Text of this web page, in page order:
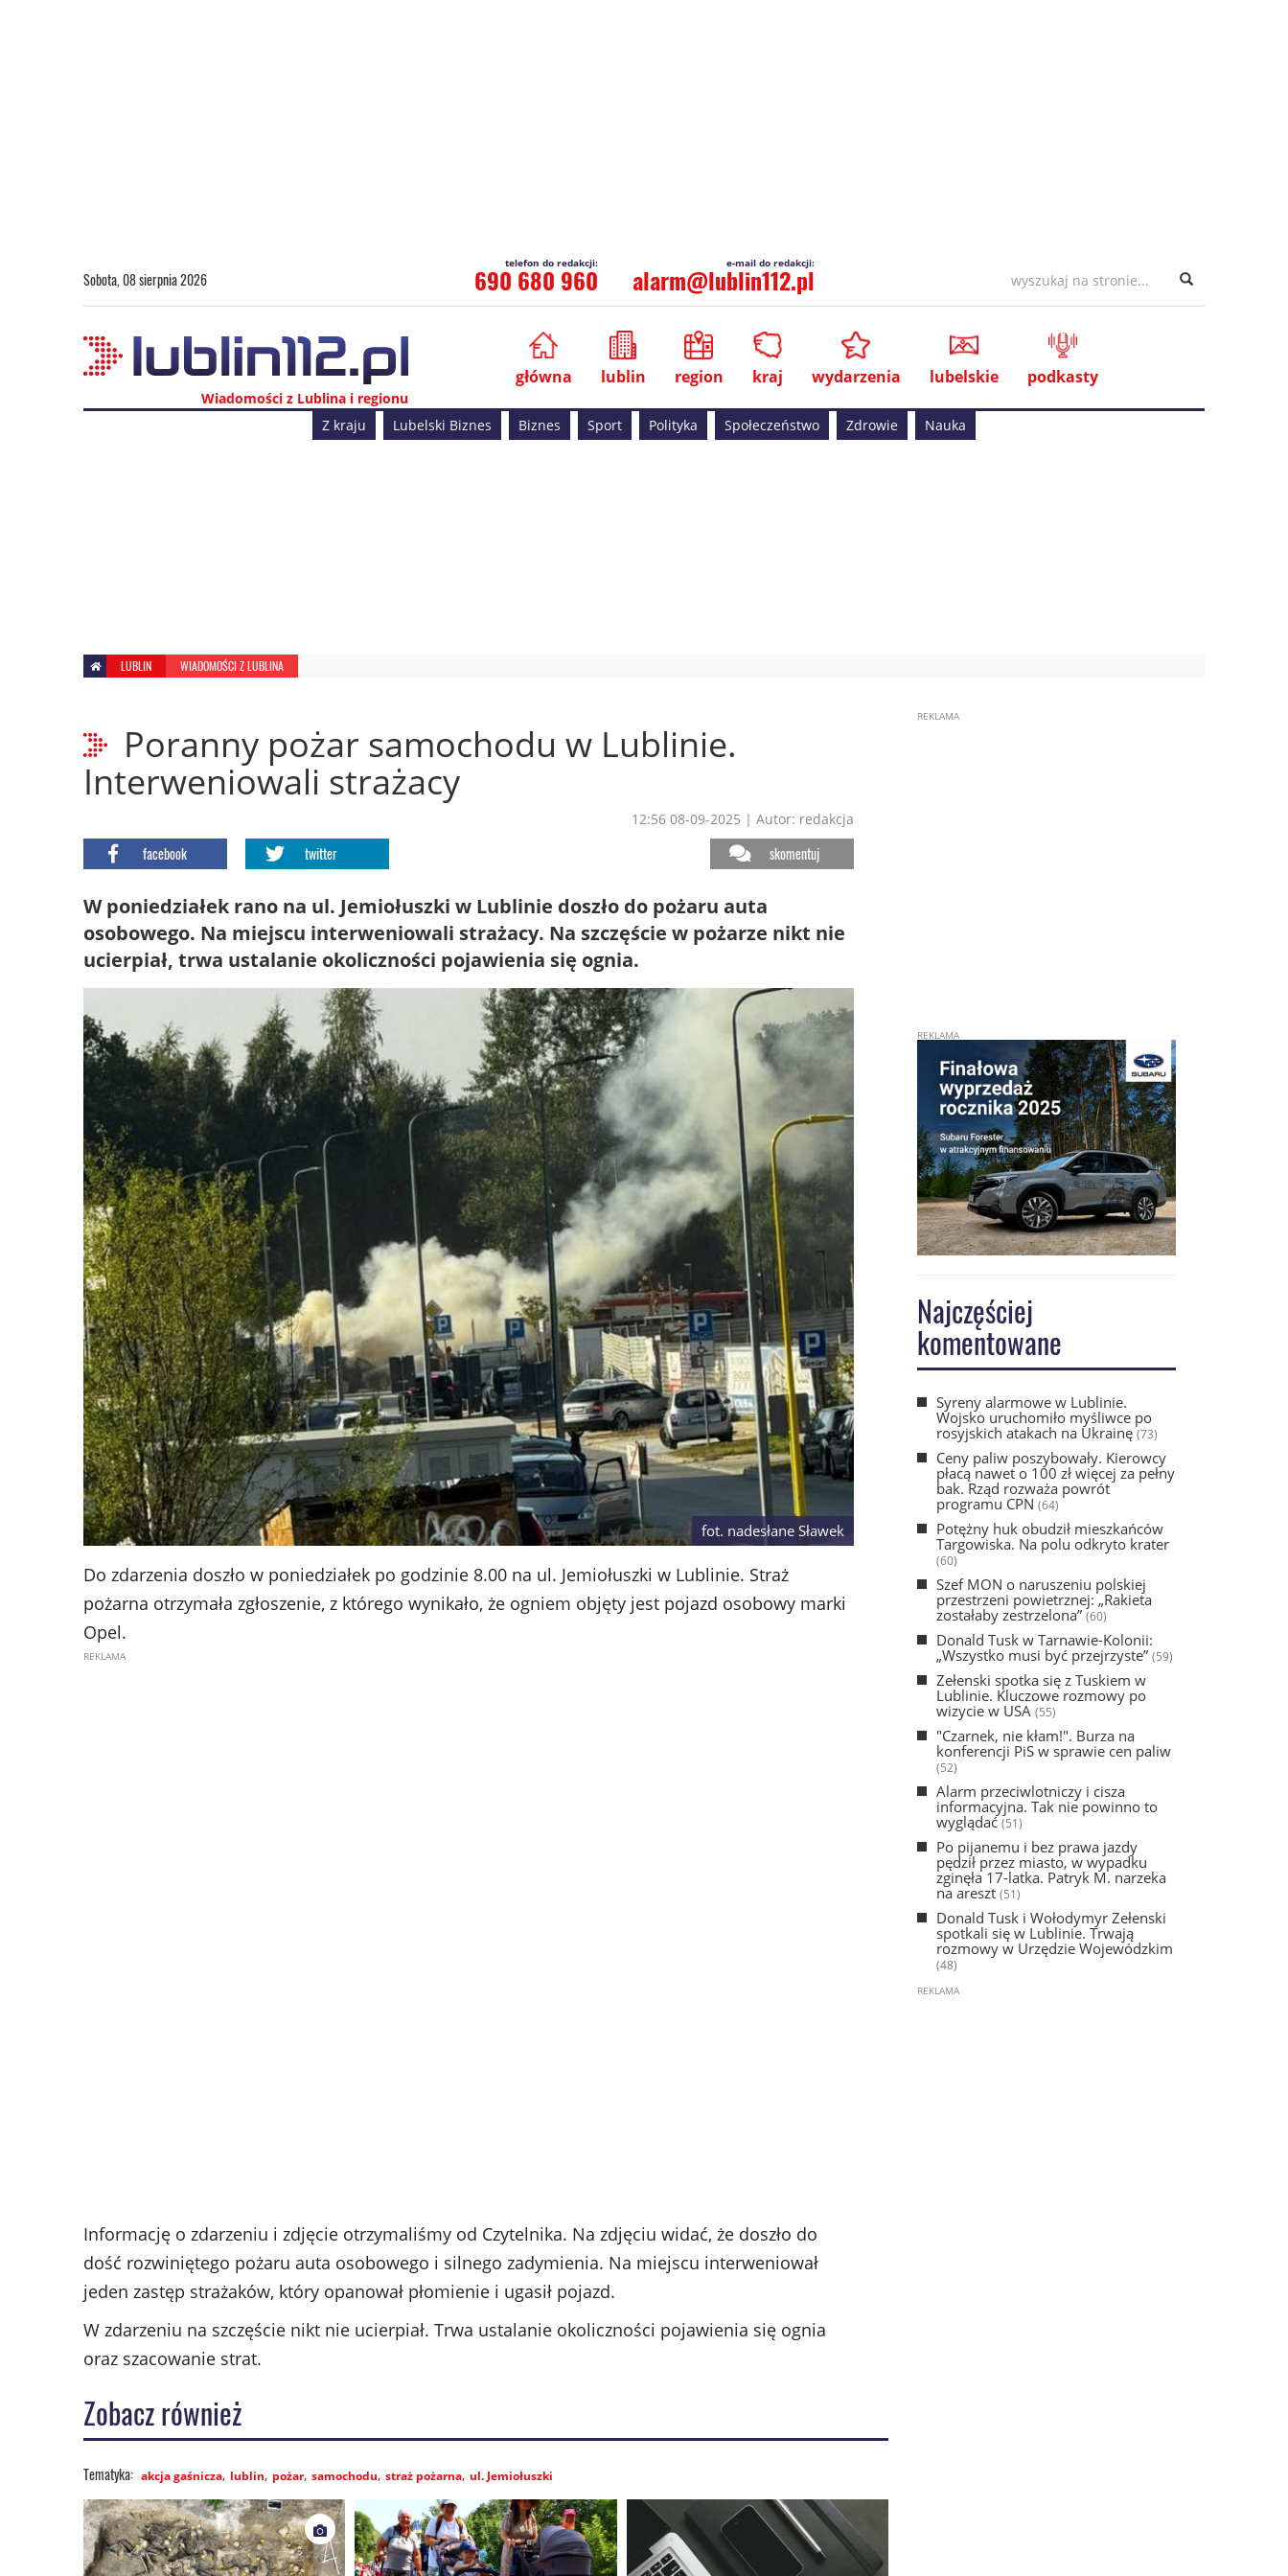
Sobota, 08 sierpnia 2026 690 680 960 alarm@lublin112.pl
Wiadomości z Lublina i regionu
główna lublin region kraj wydarzenia lubelskie podkasty
Z kraju Lubelski Biznes Biznes Sport Polityka Społeczeństwo Zdrowie Nauka
LUBLIN WIADOMOŚCI Z LUBLINA
Poranny pożar samochodu w Lublinie.
Interweniowali strażacy
12:56 08-09-2025 | Autor: redakcja
facebook twitter skomentuj
W poniedziałek rano na ul. Jemiołuszki w Lublinie doszło do pożaru auta
osobowego. Na miejscu interweniowali strażacy. Na szczęście w pożarze nikt nie
ucierpiał, trwa ustalanie okoliczności pojawienia się ognia.
fot. nadesłane Sławek
Do zdarzenia doszło w poniedziałek po godzinie 8.00 na ul. Jemiołuszki w Lublinie. Straż
pożarna otrzymała zgłoszenie, z którego wynikało, że ogniem objęty jest pojazd osobowy marki
Opel.
Informację o zdarzeniu i zdjęcie otrzymaliśmy od Czytelnika. Na zdjęciu widać, że doszło do
dość rozwiniętego pożaru auta osobowego i silnego zadymienia. Na miejscu interweniował
jeden zastęp strażaków, który opanował płomienie i ugasił pojazd.
W zdarzeniu na szczęście nikt nie ucierpiał. Trwa ustalanie okoliczności pojawienia się ognia
oraz szacowanie strat.
Zobacz również
akcja gaśnicza lublin pożar samochodu straż pożarna ul. Jemiołuszki
Najczęściej
komentowane
Syreny alarmowe w Lublinie.
Wojsko uruchomiło myśliwce po
rosyjskich atakach na Ukrainę(73)
Ceny paliw poszybowały. Kierowcy
płacą nawet o 100 zł więcej za pełny
bak. Rząd rozważa powrót
programu CPN (64)
Potężny huk obudził mieszkańców
Targowiska. Na polu odkryto krater
(60)
Szef MON o naruszeniu polskiej
przestrzeni powietrznej: „Rakieta
zostałaby zestrzelona” (60)
Donald Tusk w Tarnawie-Kolonii:
„Wszystko musi być przejrzyste” (59)
Zełenski spotka się z Tuskiem w
Lublinie. Kluczowe rozmowy po
wizycie w USA (55)
"Czarnek, nie kłam!". Burza na
konferencji PiS w sprawie cen paliw
(52)
Alarm przeciwlotniczy i cisza
informacyjna. Tak nie powinno to
wyglądać(51)
Po pijanemu i bez prawa jazdy
pędził przez miasto, w wypadku
zginęła 17-latka. Patryk M. narzeka
na areszt (51)
Donald Tusk i Wołodymyr Zełenski
spotkali się w Lublinie. Trwają
rozmowy w Urzędzie Wojewódzkim
(48)